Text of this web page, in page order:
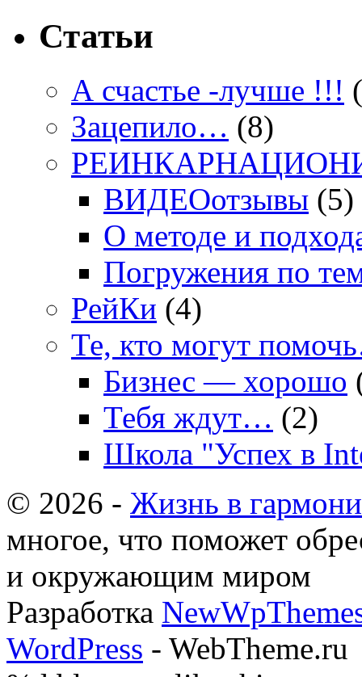
Статьи
А счастье -лучше !!!
Зацепило… (8)
ВИДЕОотзывы (5)
О методе и
Погружения по
РейКи (4)
Те, кто могут
Бизнес — хорошо
Тебя ждут… (2)
Школа "Успех в
© 2026 - Жизнь в
многое, что поможет
и окружающим миром
Разработка
WordPress - WebTheme.ru